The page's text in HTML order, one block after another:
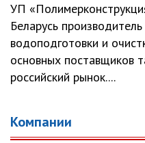
УП
Беларусь
водоподготовки и
основных поставщиков
российский рынок....
Компании